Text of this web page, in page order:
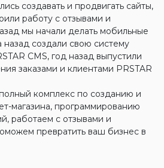
создавать и продвигать сайты,
работу с отзывами и
мы начали делать мобильные
создали свою систему
CMS, год назад выпустили
заказами и клиентами PRSTAR
комплекс по созданию и
магазина, программированию
работаем с отзывами и
превратить ваш бизнес в